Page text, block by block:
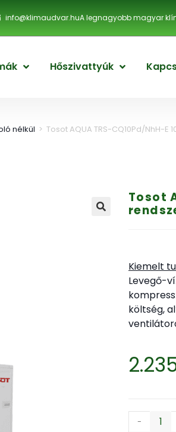
info@klimaudvar.huA legnagyobb magyar
Hőszivattyúk
nélkül > Tosot AQUA TRS-CQ10Pd/NhH-
Tosot
Kiemelt
Levegő-
költség,
-